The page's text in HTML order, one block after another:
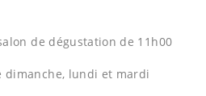
de dégustation de 11h00
dimanche, lundi et mardi